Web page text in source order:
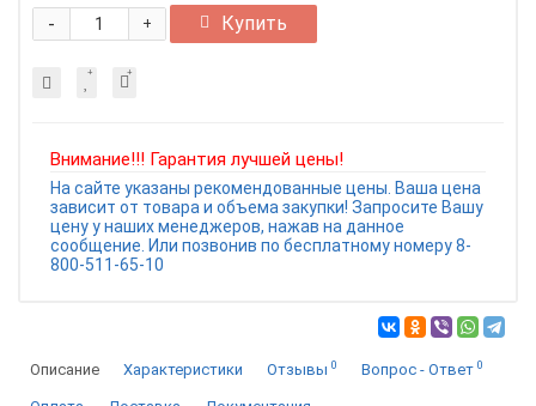
+
- Купить
Внимание!!! Гарантия лучшей цены!
На сайте указаны рекомендованные цены. Ваша цена
зависит от товара и объема закупки! Запросите Вашу
цену у наших менеджеров, нажав на данное
сообщение. Или позвонив по бесплатному номеру 8-
800-511-65-10
Описание Характеристики Отзывы 0 Вопрос - Ответ 0